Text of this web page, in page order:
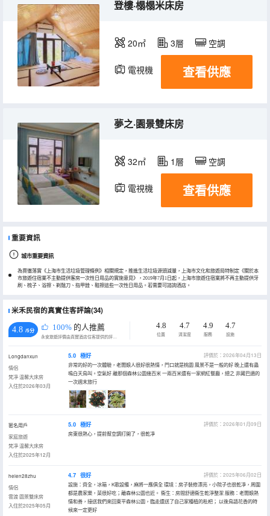
登樓·榻榻米床房
20㎡ 3層 空調
電視機 查看供應
夢之·園景雙床房
32㎡ 1層 空調
電視機 查看供應
重要資訊
城市重要資訊
為貫徹落實《上海市生活垃圾管理條例》相關規定，推進生活垃圾源頭減量，上海市文化和旅遊局特制定《關於本
市旅遊住宿業不主動提供客房一次性日用品的實施意見》，2019年7月1日起，上海市旅遊住宿業將不再主動提供牙
刷、梳子、浴擦、剃鬚刀、指甲銼、鞋擦這些一次性日用品。若需要可諮詢酒店。
米禾民宿的真實住客評論(34)
4.8 /5分 100% 的人推薦
永安旅遊評價由真實酒店住客提供的評價。
4.8
位置
4.7
清潔度
4.9
服務
4.7
設施
Longdanxun
情侶
梵凈·温馨大床房
入住於2026年03月
5.0 極好
評價於：2026年04月13日
非常的好的一次體驗，老闆娘人很好很熱情，門口就是桃園 風景不是一般的好 晚上還有蟲
鳴白天鳥叫。空氣好 離那個森林公園幾百米 一兩百米還有一家網紅餐廳，總之 非藏巴適的
一次週末旅行
匿名用戶
家庭旅遊
梵凈·温馨大床房
入住於2025年12月
5.0 極好
評價於：2026年01月09日
房東很熱心，提前幫空調打開了，很乾凈
helen28zhu
情侶
雲渡·園景雙床房
入住於2025年05月
4.7 很好
評價於：2025年06月02日
設施：齊全，冰箱，K歌設備，麻將一應俱全 環境：房子裝修漂亮，小院子也很乾凈，周圍
都是農家樂，菜很好吃；離森林公園也近。 衞生：房間舒適衞生乾淨整潔 服務：老闆娘熱
情和善，接送我們來回東平森林公園，臨走還送了自己家種植的枇杷； 以後鳥語花香的時
候來一定更好